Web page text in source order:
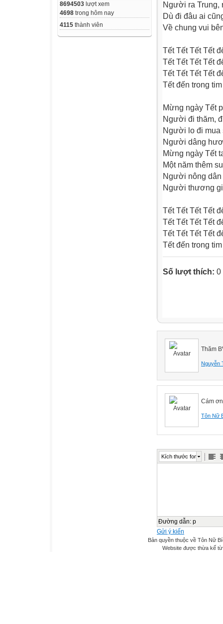
8694503 lượt xem
4698 trong hôm nay
4115 thành viên
Người ra Trung,
Dù đi đâu ai
Về chung vui
Tết Tết Tết Tết
Tết Tết Tết Tết
Tết Tết Tết Tết
Tết đến trong
Mừng ngày Tết
Người đi thăm,
Người lo đi mua
Người dâng
Mừng ngày Tết
Một năm thêm
Người nông dân
Người thương
Tết Tết Tết Tết
Tết Tết Tết Tết
Tết Tết Tết Tết
Tết đến trong
Số lượt thích: 0
Thăm
Nguyễn
Cám
Tôn Nữ
Kích thước font
Đường dẫn: p
Gửi ý kiến
Bản quyền thuộc về Tôn Nữ
Website được thừa kế